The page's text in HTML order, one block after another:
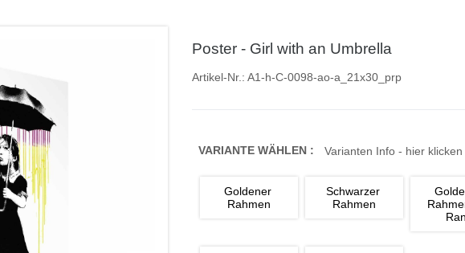
Poster - Girl with an Umbrella
Artikel-Nr.: A1-h-C-0098-ao-a_21x30_prp
VARIANTE WÄHLEN : Varianten Info - hier klicken
Goldener
Rahmen
Schwarzer
Rahmen